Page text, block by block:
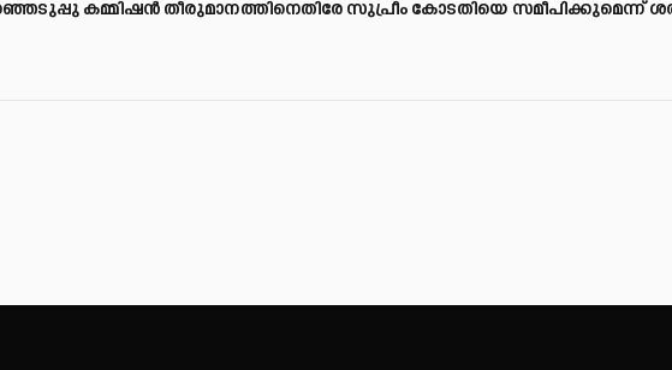
കമ്മിഷൻ തീരുമാനത്തിനെതിരേ സുപ്രീം കോടതിയെ സമീപിക്കുമെന്ന്